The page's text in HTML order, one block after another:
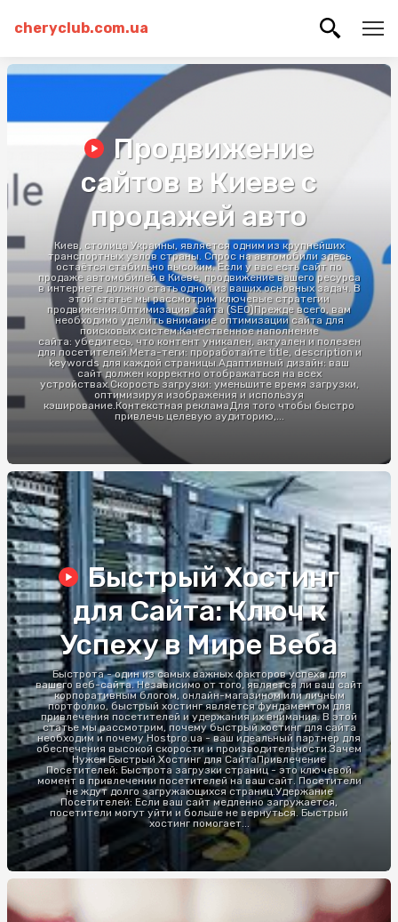
cheryclub.com.ua
Продвижение
сайтов в Киеве с
продажей авто
Киев, столица Украины, является одним из крупнейших
транспортных узлов страны. Спрос на автомобили здесь
остаётся стабильно высоким. Если у вас есть сайт по
продаже автомобилей в Киеве, продвижение вашего ресурса
в интернете должно стать одной из ваших основных задач. В
этой статье мы рассмотрим ключевые стратегии
продвижения.Оптимизация сайта (SEO)Прежде всего, вам
необходимо уделить внимание оптимизации сайта для
поисковых систем:Качественное наполнение
сайта: убедитесь, что контент уникален, актуален и полезен
для посетителей.Мета-теги: проработайте title, description и
keywords для каждой страницы.Адаптивный дизайн: ваш
сайт должен корректно отображаться на всех
устройствах.Скорость загрузки: уменьшите время загрузки,
оптимизируя изображения и используя
кэширование.Контекстная рекламаДля того чтобы быстро
привлечь целевую аудиторию,...
Быстрый Хостинг
для Сайта: Ключ к
Успеху в Мире Веба
Быстрота - один из самых важных факторов успеха для
вашего веб-сайта. Независимо от того, является ли ваш сайт
корпоративным блогом, онлайн-магазином или личным
портфолио, быстрый хостинг является фундаментом для
привлечения посетителей и удержания их внимания. В этой
статье мы рассмотрим, почему быстрый хостинг для сайта
необходим и почему Hostpro.ua - ваш идеальный партнер для
обеспечения высокой скорости и производительности.Зачем
Нужен Быстрый Хостинг для СайтаПривлечение
Посетителей: Быстрота загрузки страниц - это ключевой
момент в привлечении посетителей на ваш сайт. Посетители
не ждут долго загружающихся страниц.Удержание
Посетителей: Если ваш сайт медленно загружается,
посетители могут уйти и больше не вернуться. Быстрый
хостинг помогает...